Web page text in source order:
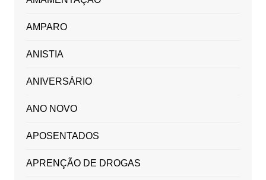
AMPARO
ANISTIA
ANIVERSÁRIO
ANO NOVO
APOSENTADOS
APRENÇÃO DE DROGAS